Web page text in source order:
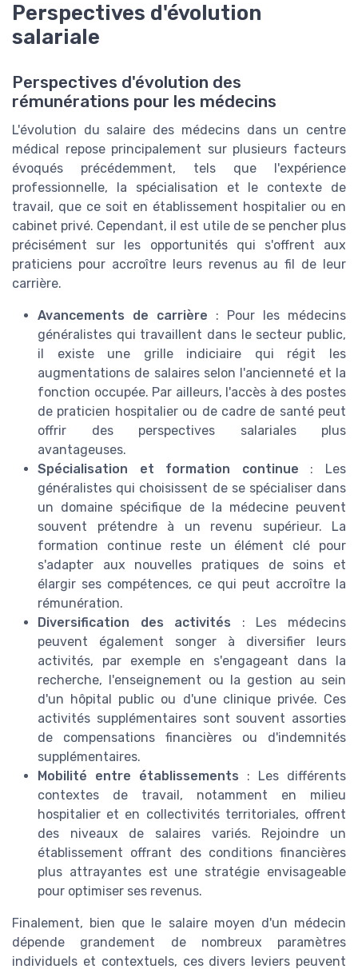
Perspectives d'évolution
salariale
Perspectives d'évolution des
rémunérations pour les médecins
L'évolution du salaire des médecins dans un centre
médical repose principalement sur plusieurs facteurs
évoqués précédemment, tels que l'expérience
professionnelle, la spécialisation et le contexte de
travail, que ce soit en établissement hospitalier ou en
cabinet privé. Cependant, il est utile de se pencher plus
précisément sur les opportunités qui s'offrent aux
praticiens pour accroître leurs revenus au fil de leur
carrière.
Avancements de carrière : Pour les médecins
généralistes qui travaillent dans le secteur public,
il existe une grille indiciaire qui régit les
augmentations de salaires selon l'ancienneté et la
fonction occupée. Par ailleurs, l'accès à des postes
de praticien hospitalier ou de cadre de santé peut
offrir des perspectives salariales plus
avantageuses.
Spécialisation et formation continue : Les
généralistes qui choisissent de se spécialiser dans
un domaine spécifique de la médecine peuvent
souvent prétendre à un revenu supérieur. La
formation continue reste un élément clé pour
s'adapter aux nouvelles pratiques de soins et
élargir ses compétences, ce qui peut accroître la
rémunération.
Diversification des activités : Les médecins
peuvent également songer à diversifier leurs
activités, par exemple en s'engageant dans la
recherche, l'enseignement ou la gestion au sein
d'un hôpital public ou d'une clinique privée. Ces
activités supplémentaires sont souvent assorties
de compensations financières ou d'indemnités
supplémentaires.
Mobilité entre établissements : Les différents
contextes de travail, notamment en milieu
hospitalier et en collectivités territoriales, offrent
des niveaux de salaires variés. Rejoindre un
établissement offrant des conditions financières
plus attrayantes est une stratégie envisageable
pour optimiser ses revenus.
Finalement, bien que le salaire moyen d'un médecin
dépende grandement de nombreux paramètres
individuels et contextuels, ces divers leviers peuvent